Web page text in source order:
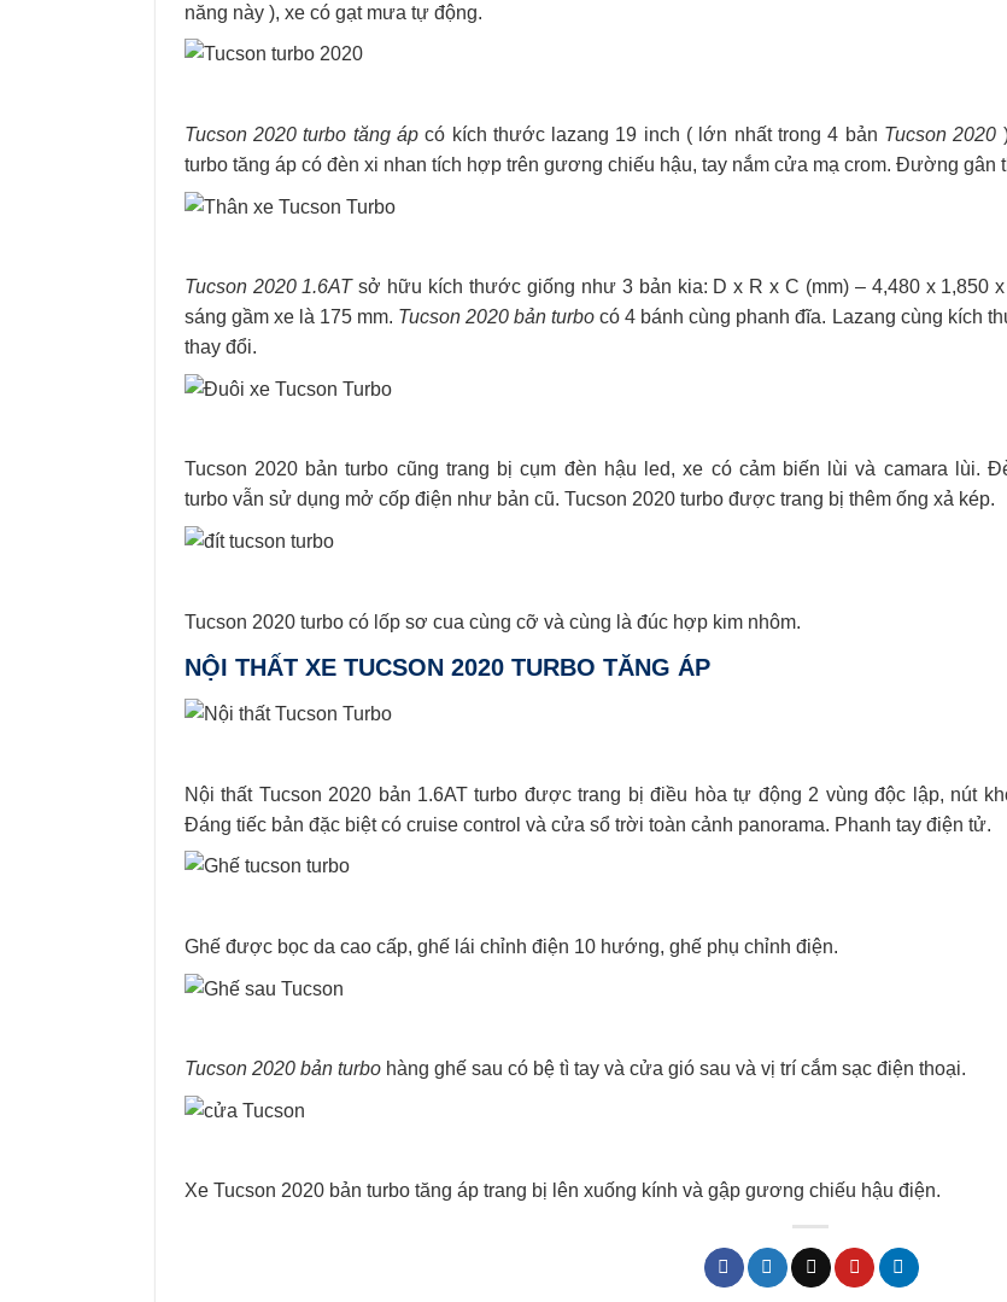
năng này ), xe có gạt mưa tự động.
Tucson 2020 turbo tăng ápcó kích thước lazang 19 inch ( lớn nhất trong 4 bản Tucson 2020
turbo tăng áp có đèn xi nhan tích hợp trên gương chiếu hậu, tay nắm cửa mạ crom. Đường gân
Tucson 2020 1.6ATsở hữu kích thước giống như 3 bản kia: D x R x C (mm) – 4,480 x 1,850
sáng gầm xe là 175 mm. Tucson 2020 bản turbocó 4 bánh cùng phanh đĩa. Lazang cùng kích
thay đổi.
Tucson 2020 bản turbo cũng trang bị cụm đèn hậu led, xe có cảm biến lùi và camara lùi.
turbo vẫn sử dụng mở cốp điện như bản cũ. Tucson 2020 turbo được trang bị thêm ống xả kép.
Tucson 2020 turbo có lốp sơ cua cùng cỡ và cùng là đúc hợp kim nhôm.
NỘI THẤT XE TUCSON 2020 TURBO TĂNG ÁP
Nội thất Tucson 2020 bản 1.6AT turbo được trang bị điều hòa tự động 2 vùng độc lập, nút
Đáng tiếc bản đặc biệt có cruise control và cửa sổ trời toàn cảnh panorama. Phanh tay điện tử.
Ghế được bọc da cao cấp, ghế lái chỉnh điện 10 hướng, ghế phụ chỉnh điện.
Tucson 2020 bản turbohàng ghế sau có bệ tì tay và cửa gió sau và vị trí cắm sạc điện thoại.
Xe Tucson 2020 bản turbo tăng áp trang bị lên xuống kính và gập gương chiếu hậu điện.